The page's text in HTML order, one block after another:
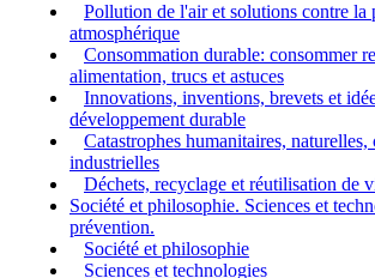
Pollution de l'air et solutions contre la
atmosphérique
Consommation durable: consommer
alimentation, trucs et astuces
Innovations, inventions, brevets et
développement durable
Catastrophes humanitaires, naturelles,
industrielles
Déchets, recyclage et réutilisation de
Société et philosophie. Sciences et
prévention.
Société et philosophie
Sciences et technologies